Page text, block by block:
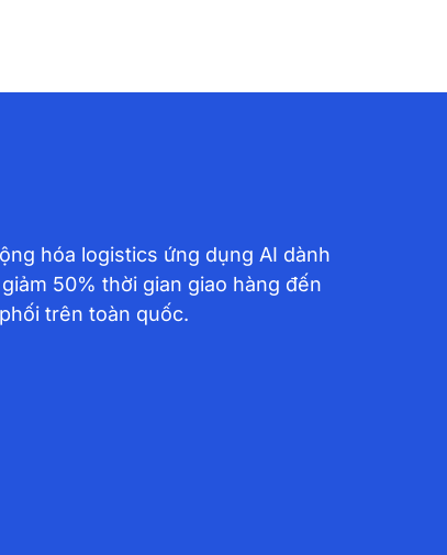
hóa logistics ứng dụng AI dành
50% thời gian giao hàng đến
trên toàn quốc.